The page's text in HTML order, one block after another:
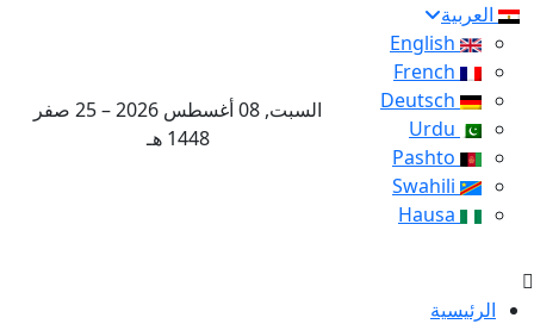
العربية
السبت, 08 أغسطس 2026 – 25 صفر
1448 هـ
الرئيسية